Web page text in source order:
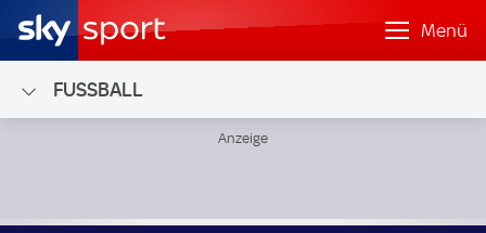
Menü
FUSSBALL